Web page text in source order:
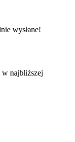
wysłane!
w najbliższej